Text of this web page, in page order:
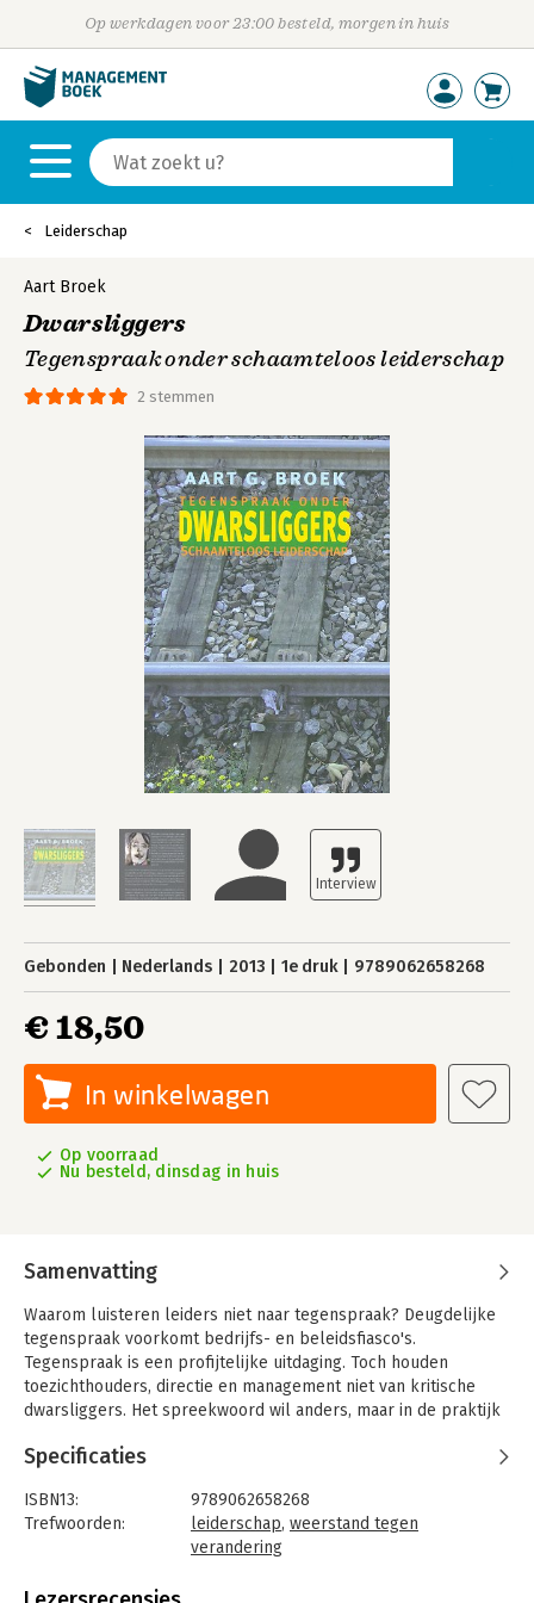
Op werkdagen voor 23:00 besteld, morgen in huis
Leiderschap
2 stemmen
Aart Broek
Dwarsliggers
Tegenspraak onder schaamteloos leiderschap
Gebonden Nederlands 2013 1e druk 9789062658268
€ 18,50
In winkelwagen
Op voorraad
Nu besteld, dinsdag in huis
Samenvatting
Waarom luisteren leiders niet naar tegenspraak? Deugdelijke
tegenspraak voorkomt bedrijfs- en beleidsfiasco's.
Tegenspraak is een profijtelijke uitdaging. Toch houden
toezichthouders, directie en management niet van kritische
dwarsliggers. Het spreekwoord wil anders, maar in de praktijk
De schok die bij tegenspraak ontstaat, is een kwestie van
worden vernederd of dreigen te worden vernederd. Door
kritische tegenspraak bevinden we ons plots niet meer ín de
groep, maar staan juist te kijk vóór de groep waartoe we
Specificaties
ISBN13:
9789062658268
Trefwoorden:
leiderschap, weerstand tegen
verandering
Bindwijze: